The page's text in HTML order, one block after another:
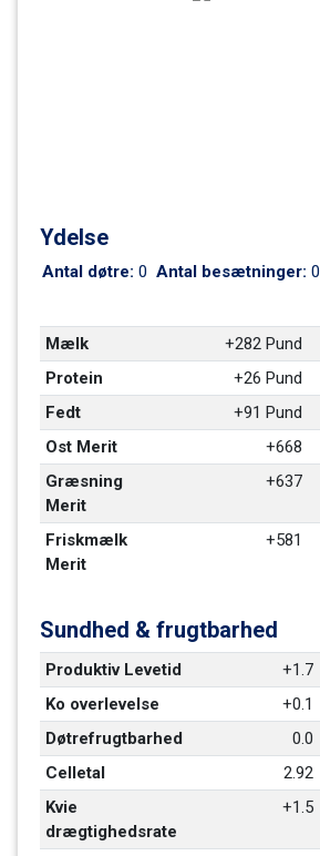
Ydelse
Antal døtre: 0 Antal besætninger: 0
Mælk +282 Pund
Protein
+26 Pund
Fedt
+91 Pund
Ost Merit
+668
Græsning
Merit
+637
Friskmælk
Merit
+581
Sundhed & frugtbarhed
Produktiv Levetid +1.7
Ko overlevelse
+0.1
Døtrefrugtbarhed
0.0
Celletal
2.92
Kvie
drægtighedsrate
+1.5